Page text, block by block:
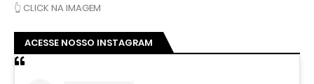
👆 CLICK NA IMAGEM
ACESSE NOSSO INSTAGRAM